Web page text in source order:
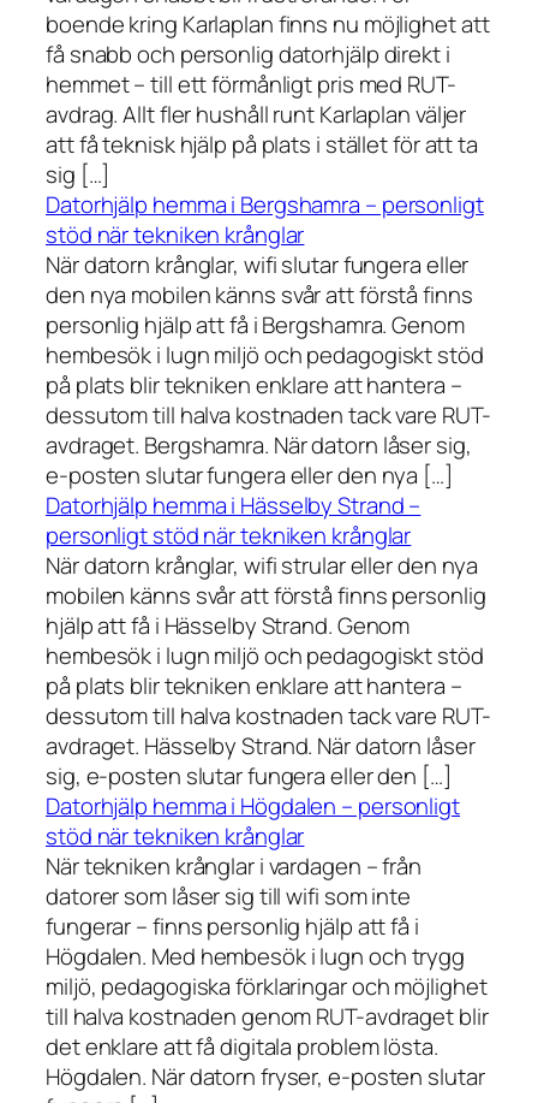
boende kring Karlaplan finns nu möjlighet att
få snabb och personlig datorhjälp direkt i
hemmet – till ett förmånligt pris med RUT-
avdrag. Allt fler hushåll runt Karlaplan väljer
att få teknisk hjälp på plats i stället för att ta
sig […]
Datorhjälp hemma i Bergshamra – personligt
stöd när tekniken krånglar
När datorn krånglar, wifi slutar fungera eller
den nya mobilen känns svår att förstå finns
personlig hjälp att få i Bergshamra. Genom
hembesök i lugn miljö och pedagogiskt stöd
på plats blir tekniken enklare att hantera –
dessutom till halva kostnaden tack vare RUT-
avdraget. Bergshamra. När datorn låser sig,
e-posten slutar fungera eller den nya […]
Datorhjälp hemma i Hässelby Strand –
personligt stöd när tekniken krånglar
När datorn krånglar, wifi strular eller den nya
mobilen känns svår att förstå finns personlig
hjälp att få i Hässelby Strand. Genom
hembesök i lugn miljö och pedagogiskt stöd
på plats blir tekniken enklare att hantera –
dessutom till halva kostnaden tack vare RUT-
avdraget. Hässelby Strand. När datorn låser
sig, e-posten slutar fungera eller den […]
Datorhjälp hemma i Högdalen – personligt
stöd när tekniken krånglar
När tekniken krånglar i vardagen – från
datorer som låser sig till wifi som inte
fungerar – finns personlig hjälp att få i
Högdalen. Med hembesök i lugn och trygg
miljö, pedagogiska förklaringar och möjlighet
till halva kostnaden genom RUT-avdraget blir
det enklare att få digitala problem lösta.
Högdalen. När datorn fryser, e-posten slutar